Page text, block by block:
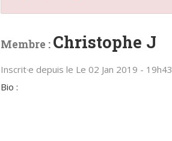
Membre : Christophe J
Inscrit·e depuis le Le 02 Jan 2019 - 19h43
Bio :